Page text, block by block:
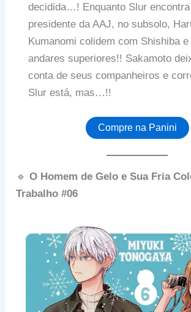
decidida…! Enquanto Slur
presidente da AAJ, no subsolo,
Kumanomi colidem com Shishiba
andares superiores!! Sakamoto
conta de seus companheiros e
Slur está, mas…!!
Compre na Panini
🔹O Homem de Gelo e Sua Fria
Trabalho #06